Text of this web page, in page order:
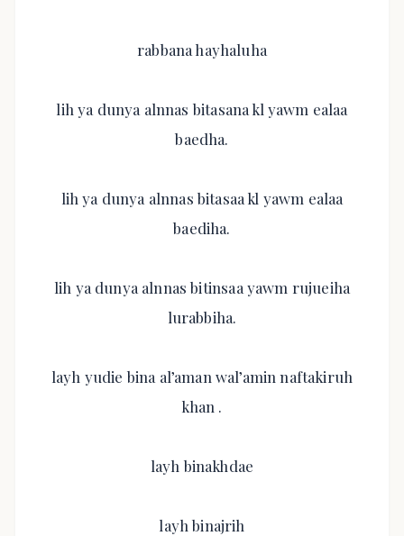
rabbana hayhaluha
lih ya dunya alnnas bitasana kl yawm ealaa
baedha.
lih ya dunya alnnas bitasaa kl yawm ealaa
baediha.
lih ya dunya alnnas bitinsaa yawm rujueiha
lurabbiha.
layh yudie bina al’aman wal’amin naftakiruh
khan .
layh binakhdae
layh binajrih